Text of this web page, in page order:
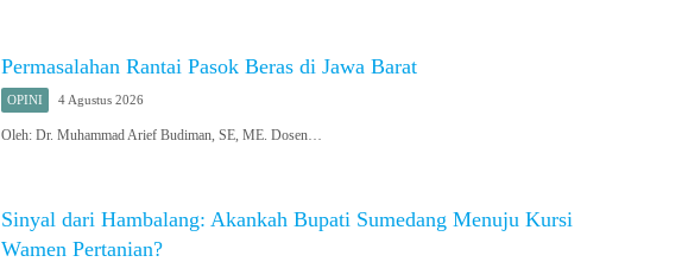
Permasalahan Rantai Pasok Beras di Jawa Barat
OPINI 4 Agustus 2026
Oleh: Dr. Muhammad Arief Budiman, SE, ME. Dosen…
Sinyal dari Hambalang: Akankah Bupati Sumedang Menuju Kursi
Wamen Pertanian?